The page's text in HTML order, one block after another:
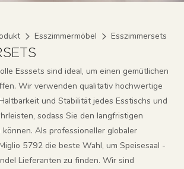
Esszimmermöbel Esszimmersets
Esssets sind ideal, um einen gemütlichen
Wir verwenden qualitativ hochwertige
und Stabilität jedes Esstischs und
sodass Sie den langfristigen
können. Als professioneller globaler
5792 die beste Wahl, um Speisesaal -
Lieferanten zu finden. Wir sind